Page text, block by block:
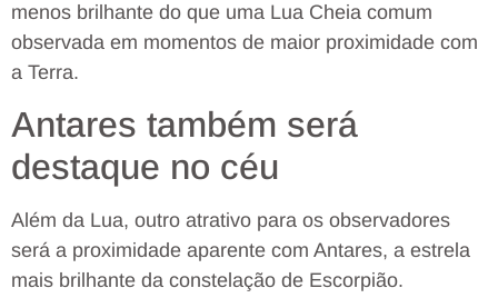
menos brilhante do que uma Lua Cheia comum
observada em momentos de maior proximidade com
a Terra.
Antares também será
destaque no céu
Além da Lua, outro atrativo para os observadores
será a proximidade aparente com Antares, a estrela
mais brilhante da constelação de Escorpião.